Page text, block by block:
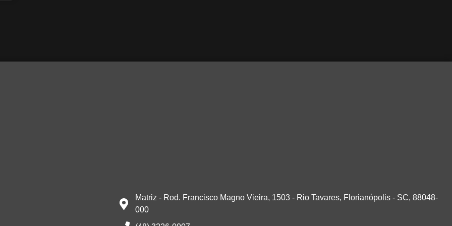
Matriz - Rod. Francisco Magno Vieira, 1503 - Rio Tavares, Florianópolis - SC, 88048-
000